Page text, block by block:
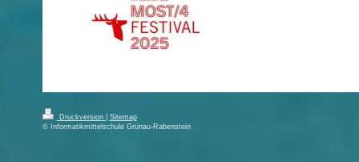
Druckversion
Sitemap
© Informatikmittelschule Grünau-Rabenstein